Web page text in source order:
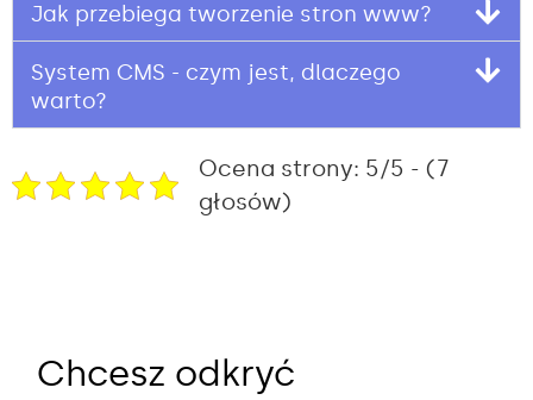
Jak przebiega tworzenie stron www?
System CMS - czym jest, dlaczego
warto?
Ocena strony: 5/5 - (7
głosów)
Chcesz odkryć